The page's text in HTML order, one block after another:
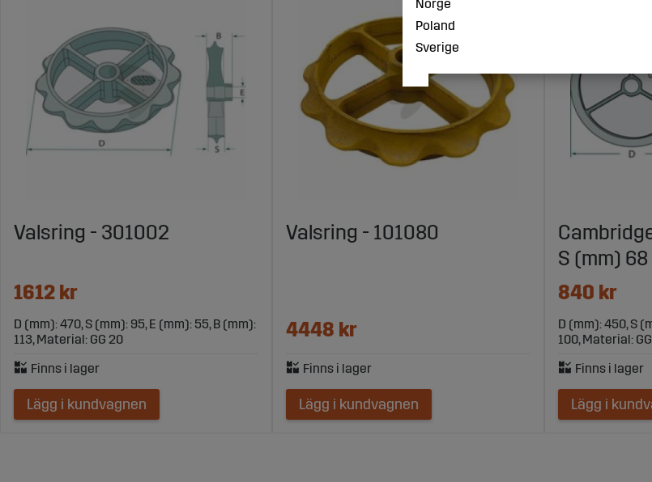
Valsring - 301002
1612 kr
D (mm): 470, S (mm): 95, E (mm): 55, B (mm):
113, Material: GG 20
Lägg i kundvagnen
Valsring - 101080
4448 kr
Lägg i kundvagnen
S (mm) 68
840 kr
D (mm): 450, S
100, Material:
Lägg i
Poland
Sverige